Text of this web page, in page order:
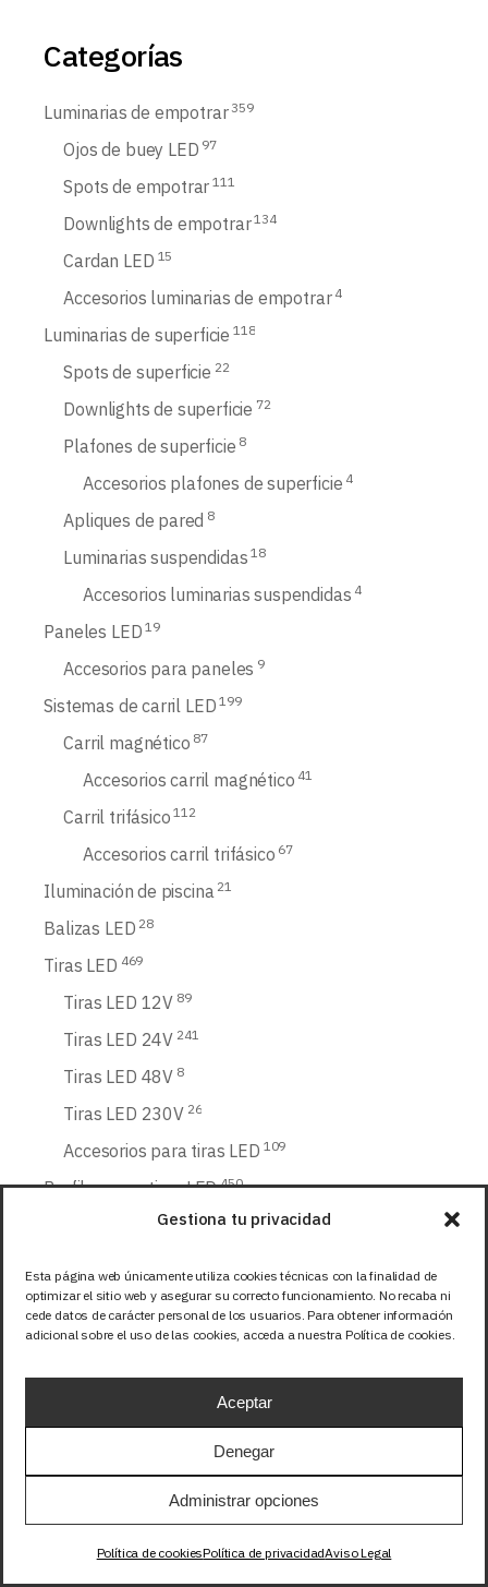
Gestiona tu privacidad
Esta página web únicamente utiliza cookies técnicas con la finalidad de
optimizar el sitio web y asegurar su correcto funcionamiento. No recaba ni
cede datos de carácter personal de los usuarios. Para obtener información
adicional sobre el uso de las cookies, acceda a nuestra Política de cookies.
Aceptar
Denegar
Administrar opciones
Política de cookiesPolítica de privacidadAviso Legal
Categorías
Luminarias de empotrar 359
Ojos de buey LED 97
Spots de empotrar 111
Downlights de empotrar 134
Cardan LED 15
Accesorios luminarias de empotrar 4
Luminarias de superficie 118
Spots de superficie 22
Downlights de superficie 72
Plafones de superficie 8
Accesorios plafones de superficie 4
Apliques de pared 8
Luminarias suspendidas 18
Accesorios luminarias suspendidas 4
Paneles LED 19
Accesorios para paneles 9
Sistemas de carril LED 199
Carril magnético 87
Accesorios carril magnético 41
Carril trifásico 112
Accesorios carril trifásico 67
Iluminación de piscina 21
Balizas LED 28
Tiras LED 469
Tiras LED 12V 89
Tiras LED 24V 241
Tiras LED 48V 8
Tiras LED 230V 26
Accesorios para tiras LED 109
Perfiles para tiras LED 450
Perfiles LED de superficie 158
Perfiles LED esquineros 27
Perfiles LED circulares 14
Perfiles LED pisables
Perfiles LED arquitectónicos
Perfiles LED de pared
Perfiles LED flexibles 85
Accesorios para perfiles
Sistemas de control LED 75